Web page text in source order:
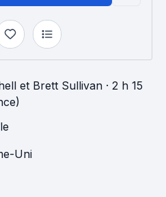
et Brett Sullivan · 2 h 15
Uni